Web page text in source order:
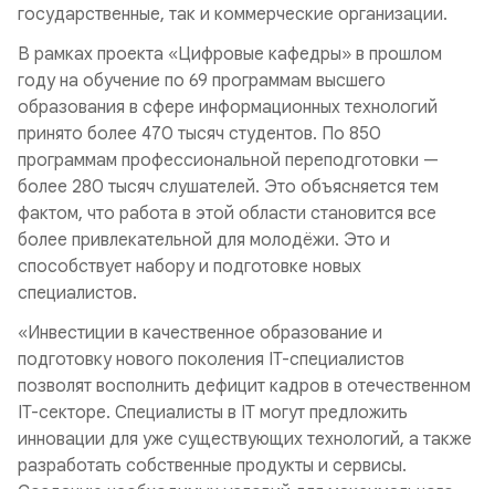
государственные, так и коммерческие организации.
В рамках проекта «Цифровые кафедры» в прошлом
году на обучение по 69 программам высшего
образования в сфере информационных технологий
принято более 470 тысяч студентов. По 850
программам профессиональной переподготовки —
более 280 тысяч слушателей. Это объясняется тем
фактом, что работа в этой области становится все
более привлекательной для молодёжи. Это и
способствует набору и подготовке новых
специалистов.
«Инвестиции в качественное образование и
подготовку нового поколения IT-специалистов
позволят восполнить дефицит кадров в отечественном
IT-секторе. Специалисты в IT могут предложить
инновации для уже существующих технологий, а также
разработать собственные продукты и сервисы.